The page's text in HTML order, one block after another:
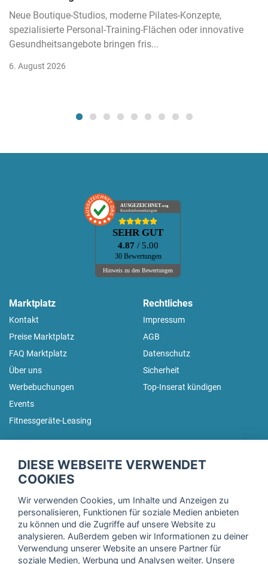
Neue Boutique-Studios, moderne Pilates-Konzepte,
spezialisierte Personal-Training-Flächen oder innovative
Gesundheitsangebote bringen fris...
6. August 2026
AUSGEZEICHNET.org
Kundenbewertungen
SEHR GUT
4.87 / 5.00
30 Bewertungen
Hinweis zu den Bewertungen
Marktplatz
Kontakt
Preise Marktplatz
FAQ Marktplatz
Über uns
Werbebuchungen
Events
Fitnessgeräte-Leasing
Rechtliches
Impressum
AGB
Datenschutz
Sicherheit
Top-Inserat kündigen
Trage dich hier für unseren Newsletter ein und erhalte regelmäßig
Ich stimme der Verarbeitung meiner Daten, wie in der
Einwilligungserklärungder fitnessmarkt.de services GmbH
DIESE WEBSEITE VERWENDET
COOKIES
Wir verwenden Cookies, um Inhalte und Anzeigen zu
personalisieren, Funktionen für soziale Medien anbieten
zu können und die Zugriffe auf unsere Website zu
analysieren. Außerdem geben wir Informationen zu deiner
Verwendung unserer Website an unsere Partner für
soziale Medien, Werbung und Analysen weiter. Unsere